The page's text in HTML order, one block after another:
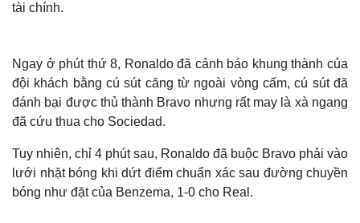
tài chính.
Ngay ở phút thứ 8, Ronaldo đã cảnh báo khung thành của
đội khách bằng cú sút căng từ ngoài vòng cấm, cú sút đã
đánh bại được thủ thành Bravo nhưng rất may là xà ngang
đã cứu thua cho Sociedad.
Tuy nhiên, chỉ 4 phút sau, Ronaldo đã buộc Bravo phải vào
lưới nhặt bóng khi dứt điểm chuẩn xác sau đường chuyền
bóng như đặt của Benzema, 1-0 cho Real.